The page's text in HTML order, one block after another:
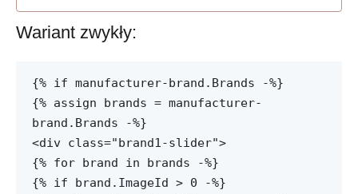
Wariant zwykły:
{% if manufacturer-brand.Brands -%}
{% assign brands = manufacturer-
brand.Brands -%}
<div class="brand1-slider">
{% for brand in brands -%}
{% if brand.ImageId > 0 -%}